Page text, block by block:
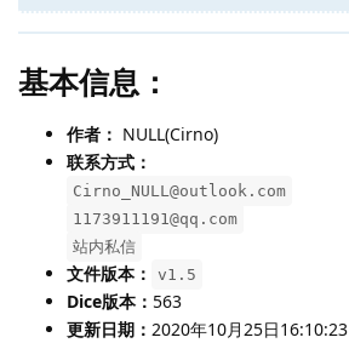
基本信息：
作者： NULL(Cirno)
联系方式：
Cirno_NULL@outlook.com
1173911191@qq.com
站内私信
文件版本： v1.5
Dice版本： 563
更新日期： 2020年10月25日16:10:23